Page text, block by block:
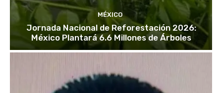
MÉXICO
Jornada Nacional de Reforestación 2026:
México Plantará 6.6 Millones de Árboles